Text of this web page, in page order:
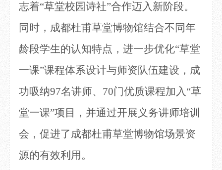
草堂影壁
大雅堂
草堂书院
志着“草堂校园诗社”合作迈入新阶段。
同时，成都杜甫草堂博物馆结合不同年
龄段学生的认知特点，进一步优化“草堂
一课”课程体系设计与师资队伍建设，成
功吸纳97名讲师、70门优质课程加入“草
堂一课”项目，并通过开展义务讲师培训
会，促进了成都杜甫草堂博物馆场景资
源的有效利用。